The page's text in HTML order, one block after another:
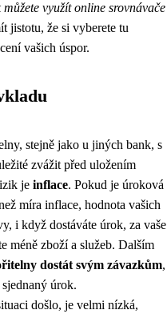
využít online srovnávače
jistotu, že si vyberete tu
vašich úspor.
stejně jako u jiných bank, s
zvážit před uložením
je inflace. Pokud je úroková
míra inflace, hodnota vašich
i když dostáváte úrok, za vaše
méně zboží a služeb. Dalším
dostát svým závazkům,
úrok.
došlo, je velmi nízká,